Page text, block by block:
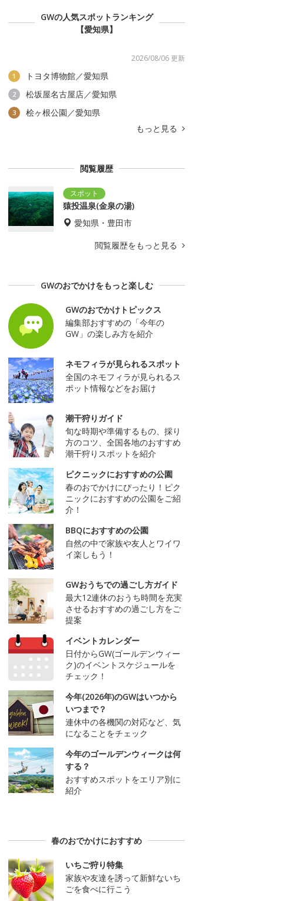
GWの人気スポットランキング
【愛知県】
2026/08/06 更新
1 トヨタ博物館／愛知県
2 松坂屋名古屋店／愛知県
3
桧ヶ根公園／愛知県
もっと見る
閲覧履歴
猿投温泉(金泉の湯)
愛知県・豊田市
閲覧履歴をもっと見る
GWのおでかけをもっと楽しむ
GWのおでかけトピックス
編集部おすすめの「今年の
GW」の楽しみ方を紹介
ネモフィラが見られるスポット
全国のネモフィラが見られるス
ポット情報などをお届け
潮干狩りガイド
旬な時期や準備するもの、採り
方のコツ、全国各地のおすすめ
潮干狩りスポットを紹介
ピクニックにおすすめの公園
春のおでかけにぴったり！ピク
ニックにおすすめの公園をご紹
介！
BBQにおすすめの公園
自然の中で家族や友人とワイワ
イ楽しもう！
GWおうちでの過ごし方ガイド
最大12連休のおうち時間を充実
させるおすすめの過ごし方をご
提案
イベントカレンダー
日付からGW(ゴールデンウィー
ク)のイベントスケジュールを
チェック！
今年(2026年)のGWはいつから
いつまで？
連休中の各機関の対応など、気
になることをチェック
今年のゴールデンウィークは何
する？
おすすめスポットをエリア別に
紹介
春のおでかけにおすすめ
いちご狩り特集
家族や友達を誘って新鮮ないち
ごを食べに行こう